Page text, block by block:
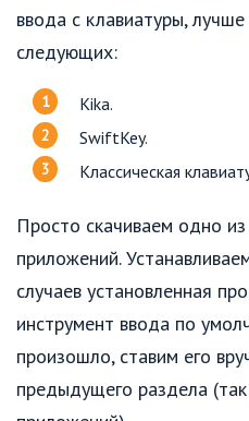
ввода с клавиатуры,
следующих:
Kika.
SwiftKey.
Классическая
Просто скачиваем одно
приложений.
случаев установленная
инструмент ввода по
произошло, ставим его
предыдущего раздела